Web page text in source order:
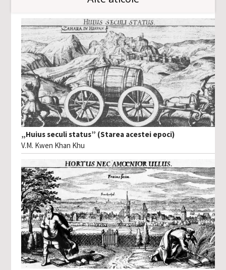
„Huius seculi status” (Starea acestei epoci)
V.M. Kwen Khan Khu